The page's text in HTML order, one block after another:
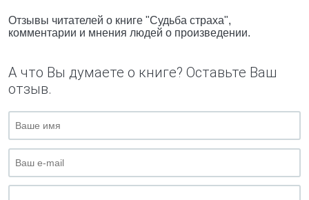
Отзывы читателей о книге "Судьба страха",
комментарии и мнения людей о произведении.
А что Вы думаете о книге? Оставьте Ваш
отзыв.